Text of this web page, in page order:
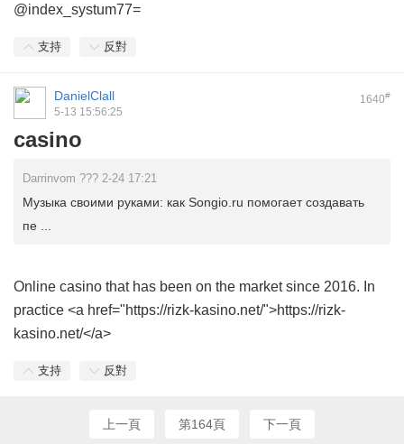
@index_systum77=
支持 反對
1640#
DanielClall
5-13 15:56:25
casino
Darrinvom ??? 2-24 17:21
Музыка своими руками: как Songio.ru помогает создавать
пе ...
Online casino that has been on the market since 2016. In
practice <a href="https://rizk-kasino.net/">https://rizk-
kasino.net/</a>
支持 反對
上一頁 第164頁 下一頁